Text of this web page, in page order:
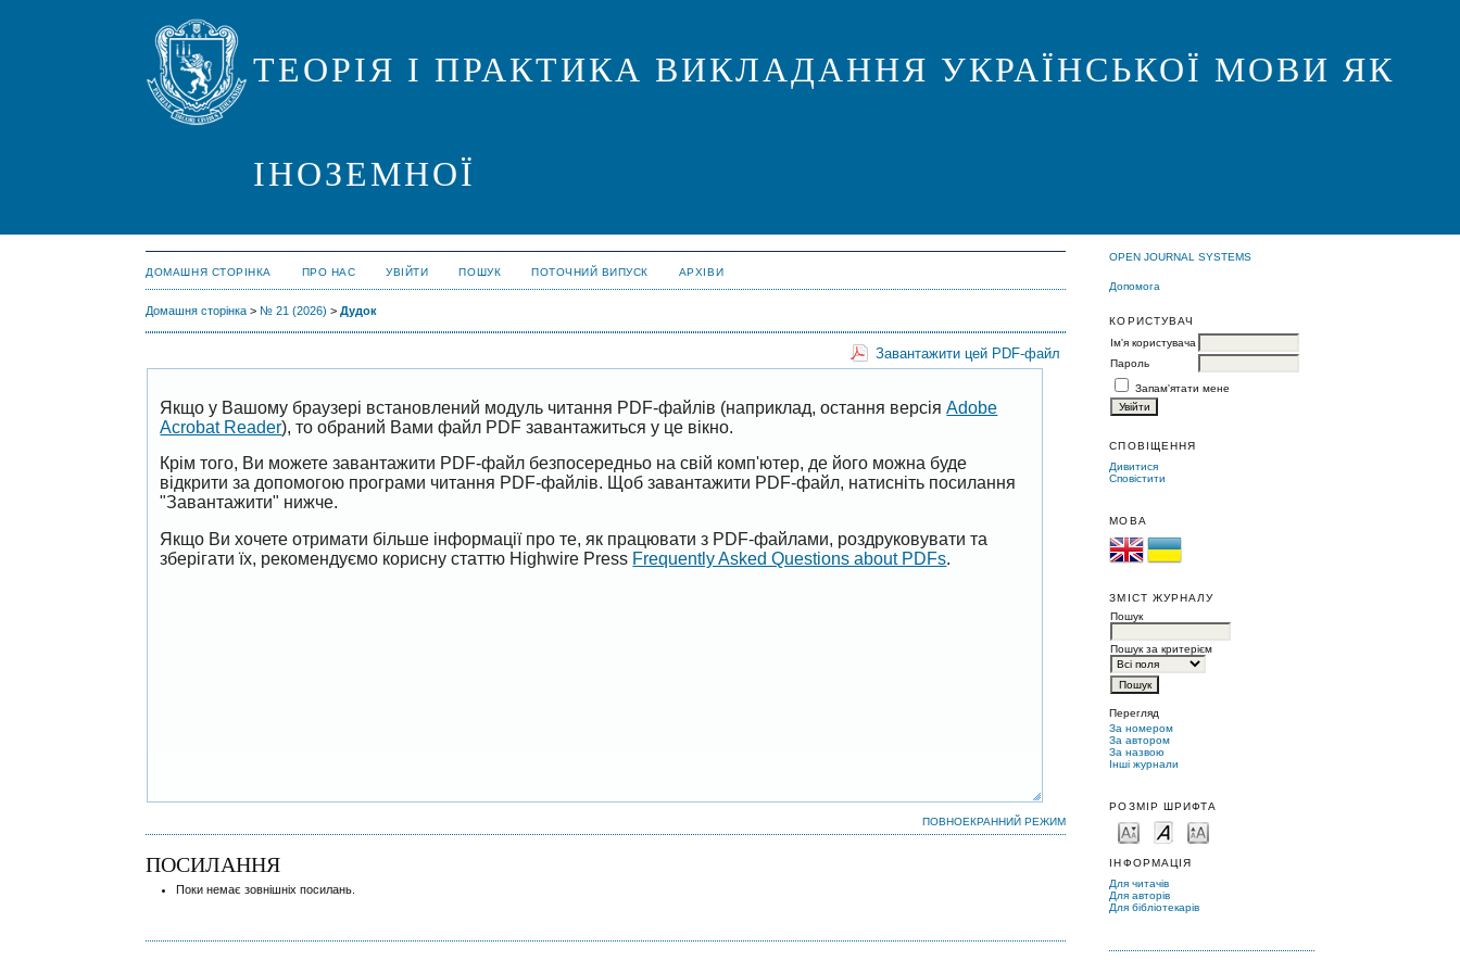
ТЕОРІЯ І ПРАКТИКА ВИКЛАДАННЯ УКРАЇНСЬКОЇ МОВИ ЯК
ІНОЗЕМНОЇ
OPEN JOURNAL SYSTEMS
Допомога
КОРИСТУВАЧ
Ім'я користувача
Пароль
Запам'ятати мене
СПОВІЩЕННЯ
Дивитися
Сповістити
МОВА
ЗМІСТ ЖУРНАЛУ
Пошук
Пошук за критерієм
Перегляд
За номером
За автором
За назвою
Інші журнали
РОЗМІР ШРИФТА
ІНФОРМАЦІЯ
Для читачів
Для авторів
Для бібліотекарів
ДОМАШНЯ СТОРІНКА ПРО НАС УВІЙТИ ПОШУК ПОТОЧНИЙ ВИПУСК АРХІВИ
Домашня сторінка > № 21 (2026) >Дудок
Завантажити цей PDF-файл
Якщо у Вашому браузері встановлений модуль читання PDF-файлів (наприклад, остання версіяAdobe
Acrobat Reader), то обраний Вами файл PDF завантажиться у це вікно.
Крім того, Ви можете завантажити PDF-файл безпосередньо на свій комп'ютер, де його можна буде
відкрити за допомогою програми читання PDF-файлів. Щоб завантажити PDF-файл, натисніть посилання
"Завантажити" нижче.
Якщо Ви хочете отримати більше інформації про те, як працювати з PDF-файлами, роздруковувати та
зберігати їх, рекомендуємо корисну статтю Highwire Press Frequently Asked Questions about PDFs.
ПОВНОЕКРАННИЙ РЕЖИМ
ПОСИЛАННЯ
Поки немає зовнішніх посилань.